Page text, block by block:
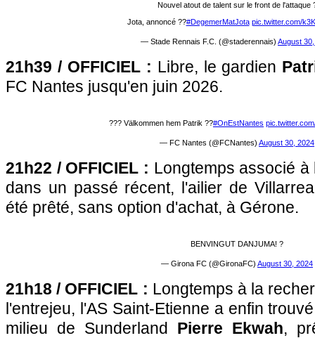
Nouvel atout de talent sur le front de l'attaque
Jota, annoncé ??#DegemerMatJota pic.twitter.com/
— Stade Rennais F.C. (@staderennais) August
21h39 / OFFICIEL : Libre, le gardien
FC Nantes jusqu'en juin 2026.
??? Välkommen hem Patrik ??#OnEstNantes
— FC Nantes (@FCNantes) August 30, 2024
21h22 / OFFICIEL : Longtemps associé
dans un passé récent, l'ailier de
été prêté, sans option d'achat, à Gérone.
BENVINGUT DANJUMA! ?
— Girona FC (@GironaFC) August 30, 2024
21h18 / OFFICIEL : Longtemps à la
l'entrejeu, l'AS Saint-Etienne a enfin
milieu de Sunderland Pierre Ekwah,